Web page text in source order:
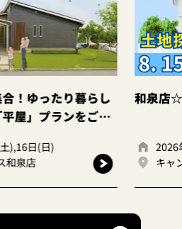
和泉店☆土地探し相談会！
2026年8月15日(土),16日(日)
キャンディハウス和泉店